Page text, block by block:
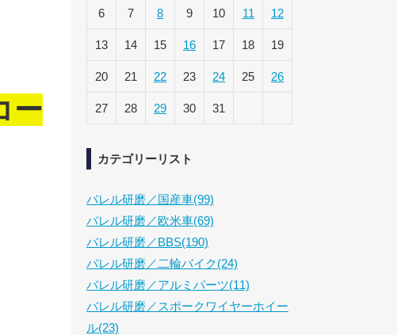
ー
6 7 8 9 10 11 12
13 14 15 16 17 18 19
20 21 22 23 24 25 26
27 28 29 30 31
カテゴリーリスト
バレル研磨／国産車(99)
バレル研磨／欧米車(69)
バレル研磨／BBS(190)
バレル研磨／二輪バイク(24)
バレル研磨／アルミパーツ(11)
バレル研磨／スポークワイヤーホイー
ル(23)